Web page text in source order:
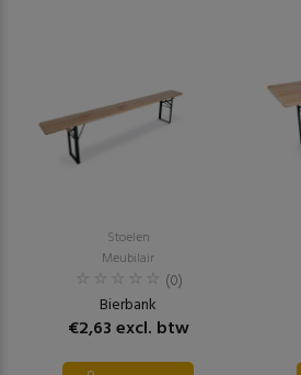
Stoelen
Meubilair
(0)
Bierbank
€2,63 excl. btw